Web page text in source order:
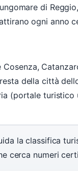
di
ogni anno
della città
(portale
la classifica
cerca numeri